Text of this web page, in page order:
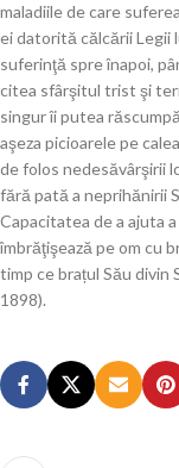
maladiile de care
ei datorită călcării Legii
suferinţă spre înapoi,
citea sfârşitul trist şi
singur îi putea
aşeza picioarele pe
de folos nedesăvârşirii
fără pată a neprihănirii
Capacitatea de a ajuta
îmbrăţişează pe om cu
timp ce brațul Său
1898).